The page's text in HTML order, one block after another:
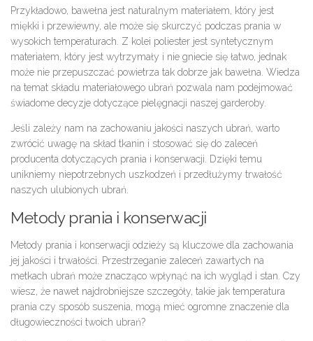
Przykładowo, bawełna jest naturalnym materiałem, który jest
miękki i przewiewny, ale może się skurczyć podczas prania w
wysokich temperaturach. Z kolei poliester jest syntetycznym
materiałem, który jest wytrzymały i nie gniecie się łatwo, jednak
może nie przepuszczać powietrza tak dobrze jak bawełna. Wiedza
na temat składu materiałowego ubrań pozwala nam podejmować
świadome decyzje dotyczące pielęgnacji naszej garderoby.
Jeśli zależy nam na zachowaniu jakości naszych ubrań, warto
zwrócić uwagę na skład tkanin i stosować się do zaleceń
producenta dotyczących prania i konserwacji. Dzięki temu
unikniemy niepotrzebnych uszkodzeń i przedłużymy trwałość
naszych ulubionych ubrań.
Metody prania i konserwacji
Metody prania i konserwacji odzieży są kluczowe dla zachowania
jej jakości i trwałości. Przestrzeganie zaleceń zawartych na
metkach ubrań może znacząco wpłynąć na ich wygląd i stan. Czy
wiesz, że nawet najdrobniejsze szczegóły, takie jak temperatura
prania czy sposób suszenia, mogą mieć ogromne znaczenie dla
długowieczności twoich ubrań?